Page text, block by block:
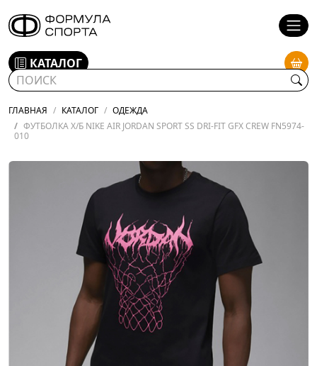
КАТАЛОГ
ГЛАВНАЯ КАТАЛОГ
ОДЕЖДА
ФУТБОЛКА Х/Б NIKE AIR JORDAN SPORT SS DRI-FIT GFX CREW FN5974-
010